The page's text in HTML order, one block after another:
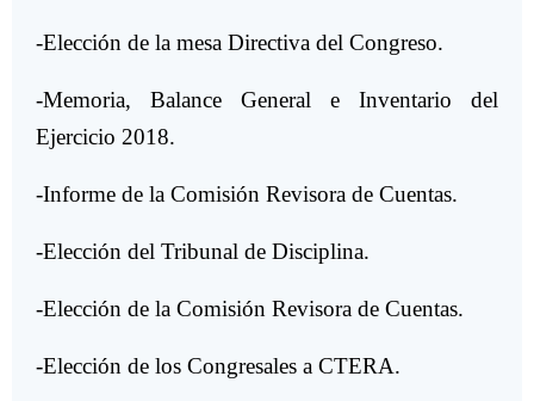
-Elección de la mesa Directiva del Congreso.
-Memoria, Balance General e Inventario del
Ejercicio 2018.
-Informe de la Comisión Revisora de Cuentas.
-Elección del Tribunal de Disciplina.
-Elección de la Comisión Revisora de Cuentas.
-Elección de los Congresales a CTERA.